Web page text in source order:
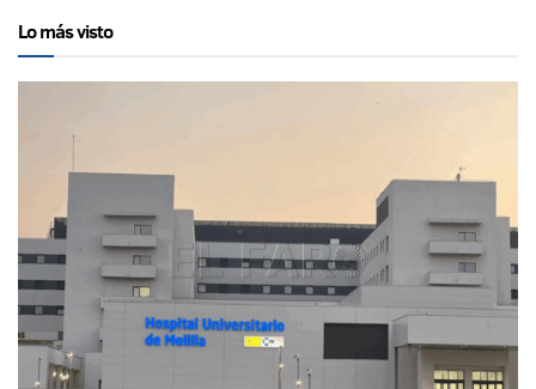
Lo más visto